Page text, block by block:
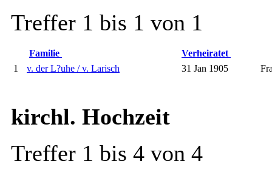
Treffer 1 bis 1 von 1
Familie
Verheiratet
1
v. der L?uhe / v. Larisch 31 Jan 1905
kirchl. Hochzeit
Treffer 1 bis 4 von 4